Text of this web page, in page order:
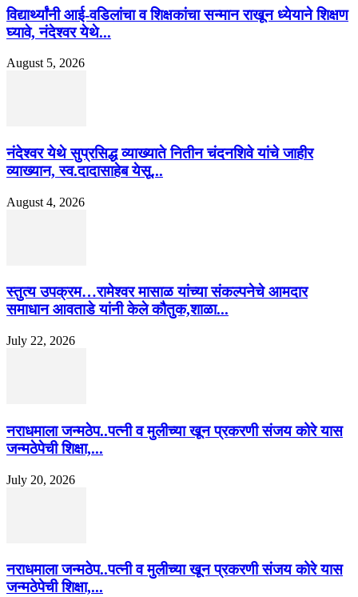
विद्यार्थ्यांनी आई-वडिलांचा व शिक्षकांचा सन्मान राखून ध्येयाने शिक्षण
घ्यावे, नंदेश्वर येथे...
August 5, 2026
नंदेश्वर येथे सुप्रसिद्ध व्याख्याते नितीन चंदनशिवे यांचे जाहीर
व्याख्यान, स्व.दादासाहेब येसू...
August 4, 2026
स्तुत्य उपक्रम…रामेश्वर मासाळ यांच्या संकल्पनेचे आमदार
समाधान आवताडे यांनी केले कौतुक,शाळा...
July 22, 2026
नराधमाला जन्मठेप..पत्नी व मुलीच्या खून प्रकरणी संजय कोरे यास
जन्मठेपेची शिक्षा,...
July 20, 2026
नराधमाला जन्मठेप..पत्नी व मुलीच्या खून प्रकरणी संजय कोरे यास
जन्मठेपेची शिक्षा,...